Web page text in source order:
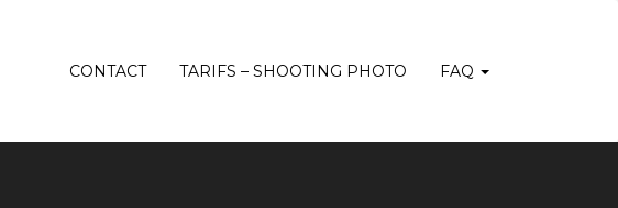
CONTACT TARIFS – SHOOTING PHOTO FAQ